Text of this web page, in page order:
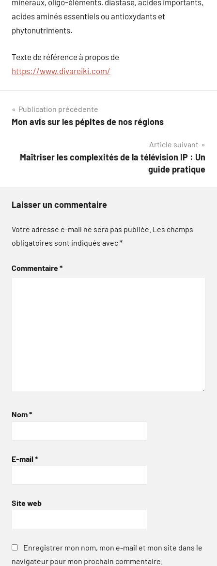
minéraux, oligo-éléments, diastase, acides importants,
acides aminés essentiels ou antioxydants et
phytonutriments.
Texte de référence à propos de
https://www.divareiki.com/
Navigation
de
Publication précédente
Mon avis sur les pépites de nos régions
Article suivant
Maîtriser les complexités de la télévision IP : Un
guide pratique
Laisser un commentaire
Votre adresse e-mail ne sera pas publiée. Les champs
obligatoires sont indiqués avec*
Commentaire*
Nom*
E-mail *
Site web
Enregistrer mon nom, mon e-mail et mon site dans le
navigateur pour mon prochain commentaire.